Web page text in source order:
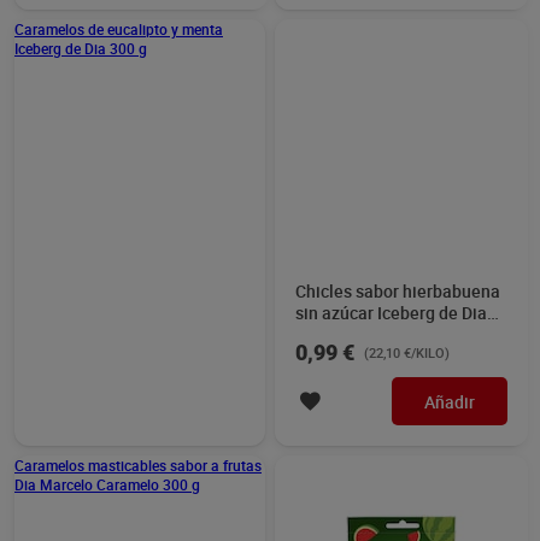
Caramelos de eucalipto y menta
Iceberg de Dia 300 g
Chicles sabor hierbabuena
sin azúcar Iceberg de Dia
0,99 € (22,10 €/KILO)
Añadir
Caramelos masticables sabor a frutas
Dia Marcelo Caramelo 300 g